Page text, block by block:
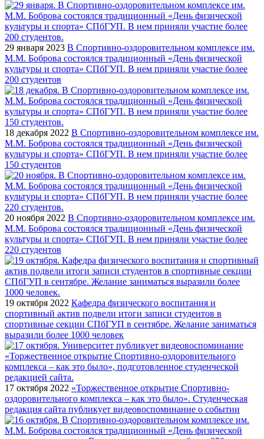
29 января 2023 В Спортивно-оздоровительном комплексе им.
М.М. Боброва состоялся традиционный «День физической
культуры и спорта» СПбГУП. В нем приняли участие более
200 студентов
18 декабря 2022 В Спортивно-оздоровительном комплексе им.
М.М. Боброва состоялся традиционный «День физической
культуры и спорта» СПбГУП. В нем приняли участие более
150 студентов
20 ноября 2022 В Спортивно-оздоровительном комплексе им.
М.М. Боброва состоялся традиционный «День физической
культуры и спорта» СПбГУП. В нем приняли участие более
220 студентов
19 октября 2022 Кафедра физического воспитания и
спортивный актив подвели итоги записи студентов в
спортивные секции СПбГУП в сентябре. Желание заниматься
выразили более 1000 человек
17 октября 2022 «Торжественное открытие Спортивно-
оздоровительного комплекса – как это было». Студенческая
редакция сайта публикует видеовоспоминание о событии